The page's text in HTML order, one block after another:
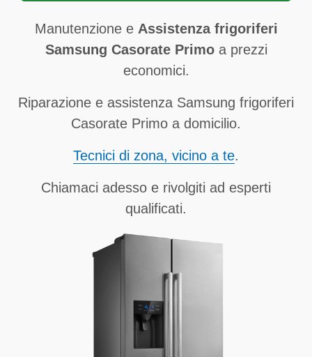
Manutenzione e Assistenza frigoriferi
Samsung Casorate Primoa prezzi
economici.
Riparazione e assistenza Samsung frigoriferi
Casorate Primo a domicilio.
Tecnici di zona, vicino a te.
Chiamaci adesso e rivolgiti ad esperti
qualificati.